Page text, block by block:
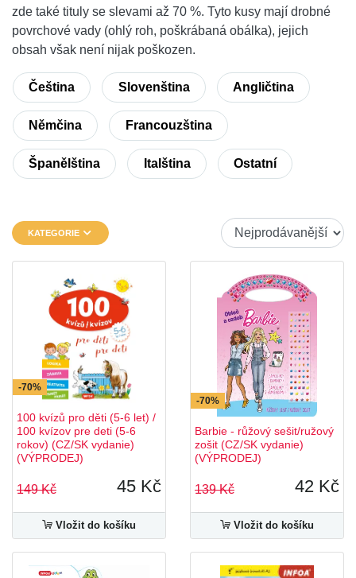
zde také tituly se slevami až 70 %. Tyto kusy mají drobné
povrchové vady (ohlý roh, poškrábaná obálka), jejich
obsah však není nijak poškozen.
Čeština Slovenština Angličtina
Němčina Francouzština
Španělština Italština Ostatní
KATEGORIE
-70%
100 kvízů pro děti (5-6 let) /
100 kvízov pre deti (5-6
rokov) (CZ/SK vydanie)
(VÝPRODEJ)
149 Kč 45 Kč
Vložit do košíku
-70%
Barbie - růžový sešit/ružový
zošit (CZ/SK vydanie)
(VÝPRODEJ)
139 Kč 42 Kč
Vložit do košíku